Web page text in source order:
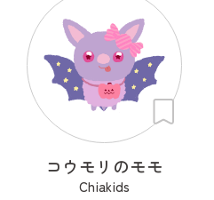
コウモリのモモ
Chiakids